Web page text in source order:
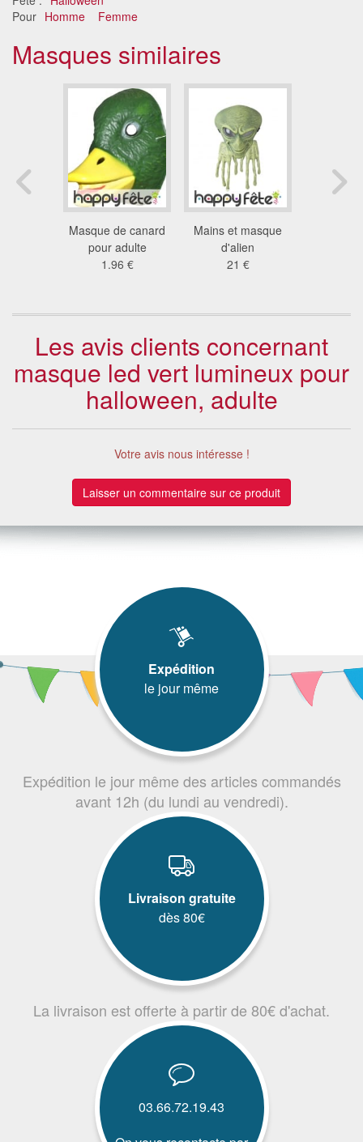
Pour Homme Femme
Masques similaires
Masque de canard
pour adulte
1.96 €
Mains et masque
d'alien
21 €
Les avis clients concernant
masque led vert lumineux pour
halloween, adulte
Votre avis nous intéresse !
Laisser un commentaire sur ce produit
Expédition
le jour même
Expédition le jour même des articles commandés
avant 12h (du lundi au vendredi).
Livraison gratuite
dès 80€
La livraison est offerte à partir de 80€ d'achat.
03.66.72.19.43